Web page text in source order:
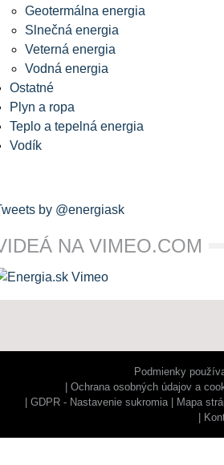
Geotermálna energia
Slnečná energia
Veterná energia
Vodná energia
Ostatné
Plyn a ropa
Teplo a tepelná energia
Vodík
by @energiask
NA VIMEO.COM
Podmienky
Ochrana osobných údajov a
GDPR - Nastavenie sukromia
Mapa